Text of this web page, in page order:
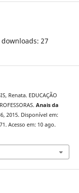
27
Renata. EDUCAÇÃO
Anais da
2015. Disponível em:
Acesso em: 10 ago.